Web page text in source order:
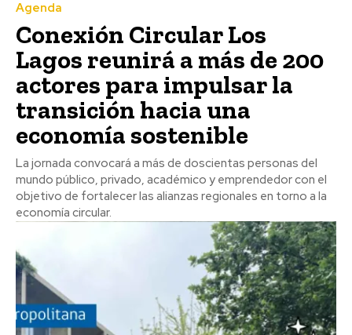
Agenda
Conexión Circular Los
Lagos reunirá a más de 200
actores para impulsar la
transición hacia una
economía sostenible
La jornada convocará a más de doscientas personas del
mundo público, privado, académico y emprendedor con el
objetivo de fortalecer las alianzas regionales en torno a la
economía circular.